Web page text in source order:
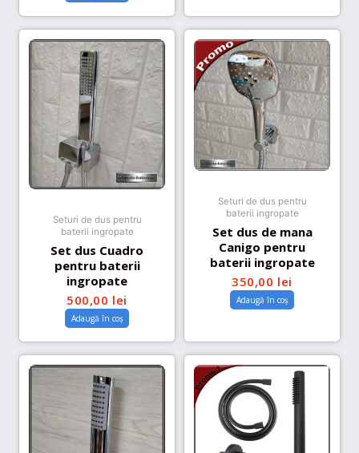
Seturi de dus pentru
baterii ingropate
Set dus Cuadro
pentru baterii
ingropate
500,00 lei
Adaugă în coș
Seturi de dus pentru
baterii ingropate
Set dus de mana
Canigo pentru
baterii ingropate
350,00 lei
Adaugă în coș